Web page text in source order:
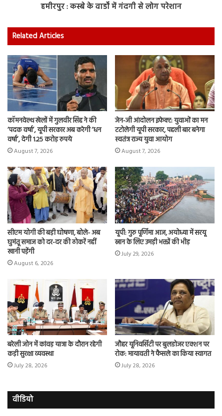
हमीरपुर : कस्बे के वार्डों में गंदगी से लोग परेशान
Related Articles
कॉमनवेल्थ खेलों में गुलवीर सिंह ने की
‘पदक वर्षा’, यूपी सरकार अब करेगी ‘धन
वर्षा’, देगी 1.25 करोड़ रुपये
August 7, 2026
जेन-जी आंदोलन इफेक्ट: युवाओं का मन
टटोलेगी यूपी सरकार, पहली बार बनेगा
स्वतंत्र राज्य युवा आयोग
August 7, 2026
सीएम योगी की बड़ी घोषणा, बोले- अब
घुमंतू समाज को दर-दर की ठोकरें नहीं
खानी पड़ेंगी
August 6, 2026
यूपी: गुरु पूर्णिमा आज, अयोध्या में सरयू
स्नान के लिए उमड़ी भक्तों की भीड़
July 29, 2026
बरेली जोन में कांवड़ यात्रा के दौरान रहेगी
कड़ी सुरक्षा व्यवस्था
July 28, 2026
जौहर यूनिवर्सिटी पर बुलडोजर एक्शन पर
रोक: मायावती ने फैसले का किया स्वागत
July 28, 2026
वीडियो